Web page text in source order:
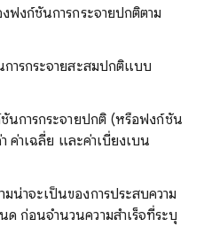
ฟังก์ชันการกระจายปกติตาม
ารกระจายสะสมปกติแบบ
นการกระจายปกติ (หรือฟังก์ชัน
ค่าเฉลี่ย และค่าเบี่ยงเบน
น่าจะเป็นของการประสบความ
ก่อนจำนวนความสำเร็จที่ระบุ